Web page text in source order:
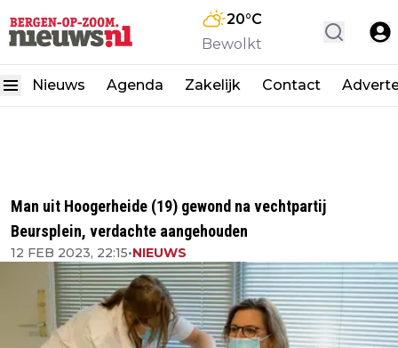
20°C
Bewolkt
Nieuws Agenda Zakelijk Contact
Man uit Hoogerheide (19) gewond na vechtpartij
Beursplein, verdachte aangehouden
12 FEB 2023, 22:15•NIEUWS